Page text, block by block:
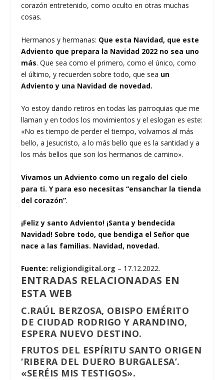
corazón entretenido, como oculto en otras muchas
cosas.
Hermanos y hermanas: Que esta Navidad, que este
Adviento que prepara la Navidad 2022 no sea uno
más. Que sea como el primero, como el único, como
el último, y recuerden sobre todo, que sea un
Adviento y una Navidad de novedad.
Yo estoy dando retiros en todas las parroquias que me
llaman y en todos los movimientos y el eslogan es este:
«No es tiempo de perder el tiempo, volvamos al más
bello, a Jesucristo, a lo más bello que es la santidad y a
los más bellos que son los hermanos de camino».
Vivamos un Adviento como un regalo del cielo
para ti. Y para eso necesitas “ensanchar la tienda
del corazón”.
¡Feliz y santo Adviento! ¡Santa y bendecida
Navidad! Sobre todo, que bendiga el Señor que
nace a las familias. Navidad, novedad.
Fuente: religiondigital.org – 17.12.2022.
ENTRADAS RELACIONADAS EN
ESTA WEB
C.RAÚL BERZOSA, OBISPO EMÉRITO
DE CIUDAD RODRIGO Y ARANDINO,
ESPERA NUEVO DESTINO.
FRUTOS DEL ESPÍRITU SANTO ORIGEN
‘RIBERA DEL DUERO BURGALESA’.
«SERÉIS MIS TESTIGOS».